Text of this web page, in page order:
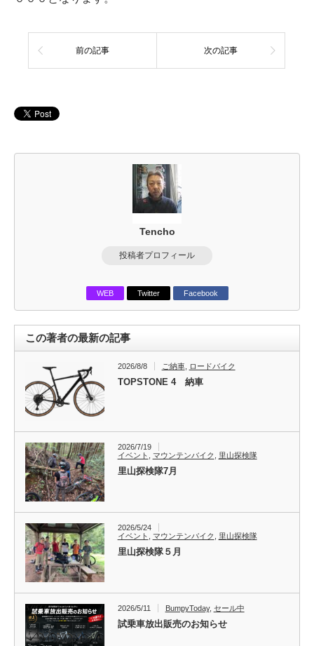
前の記事 次の記事
Tencho
投稿者プロフィール
WEB Twitter Facebook
この著者の最新の記事
2026/8/8 ご納車, ロードバイク
TOPSTONE 4 納車
2026/7/19
イベント
マウンテンバイク 里山探検隊
里山探検隊7月
2026/5/24
イベント
マウンテンバイク 里山探検隊
里山探検隊５月
2026/5/11 BumpyToday, セール中
試乗車放出販売のお知らせ